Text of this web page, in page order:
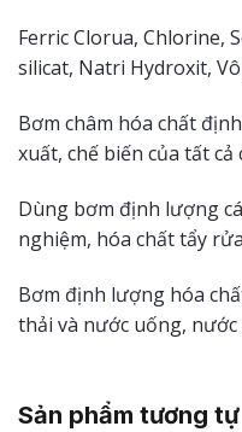
Ferric Clorua, Chlorine,
silicat, Natri Hydroxit,
Bơm châm hóa chất
xuất, chế biến của tất cả
Dùng bơm định lượng
nghiệm, hóa chất tẩy
Bơm định lượng hóa
thải và nước uống, nước
Sản phẩm tương tự